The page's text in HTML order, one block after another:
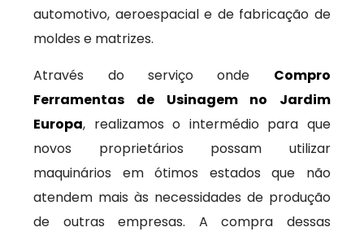
automotivo, aeroespacial e de fabricação de
moldes e matrizes.
Através do serviço onde Compro
Ferramentas de Usinagem no Jardim
Europa, realizamos o intermédio para que
novos proprietários possam utilizar
maquinários em ótimos estados que não
atendem mais às necessidades de produção
de outras empresas. A compra dessas